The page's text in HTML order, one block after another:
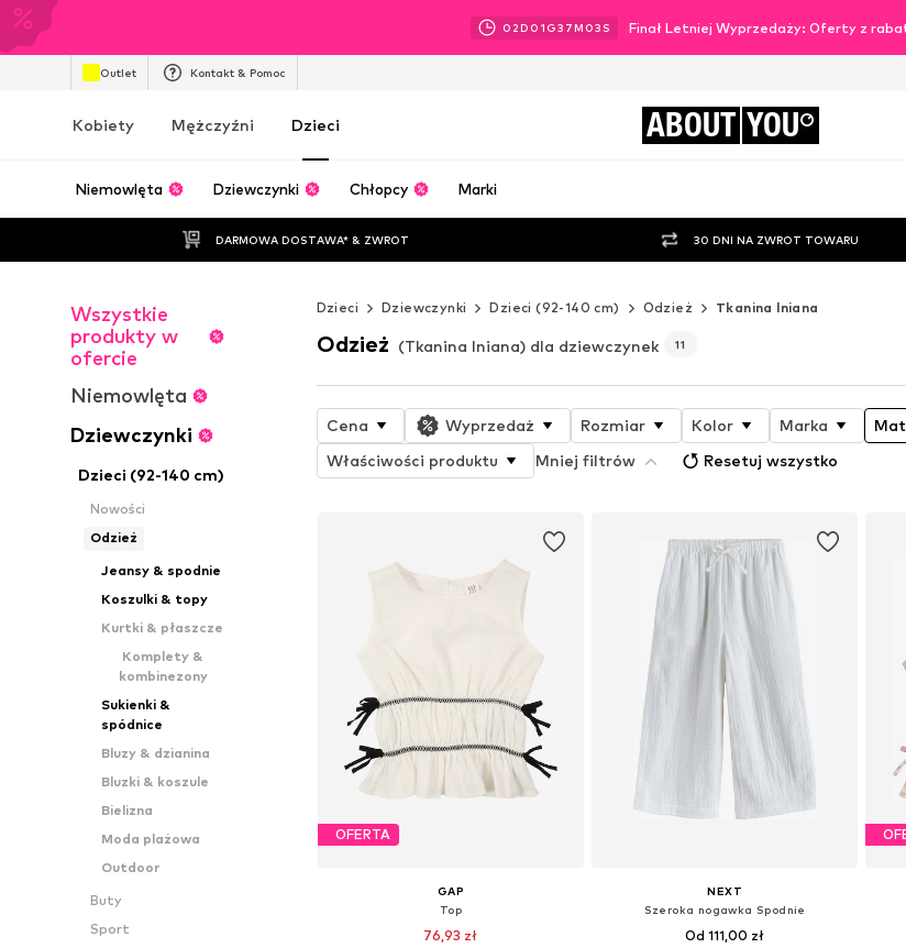
02D 01 G37M 01 S Finał Letniej Wyprzedaży: Oferty z
Outlet Kontakt & Pomoc
Kobiety Mężczyźni Dzieci ABOUT YOU
Niemowlęta Dziewczynki Chłopcy Marki
DARMOWA DOSTAWA* & ZWROT 30 DNI NA ZWROT TOWARU
Wszystkie
produkty w
ofercie
Niemowlęta
Dziewczynki
Dzieci (92-140 cm)
Nowości
Odzież
Jeansy & spodnie
Koszulki & topy
Kurtki & płaszcze
Komplety &
kombinezony
Sukienki &
spódnice
Bluzy & dzianina
Bluzki & koszule
Bielizna
Moda plażowa
Outdoor
Buty
Sport
Dzieci Dziewczynki Dzieci (92-140 cm) Odzież Tkanina lniana
Odzież (Tkanina lniana) dla dziewczynek 11
Cena Wyprzedaż Rozmiar Kolor Marka
Właściwości produktu
Mniej filtrów Resetuj wszystko
OFERTA
GAP
Top
76,93 zł
NEXT
Szeroka nogawka Spodnie
Od 111,00 zł